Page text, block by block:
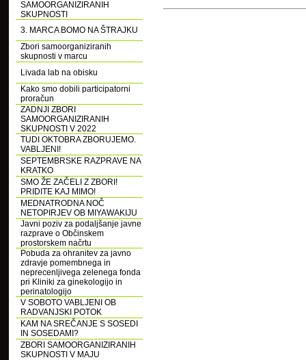
SAMOORGANIZIRANIH
SKUPNOSTI
3. MARCA BOMO NA ŠTRAJKU
Zbori samoorganiziranih
skupnosti v marcu
Livada lab na obisku
Kako smo dobili participatorni
proračun
ZADNJI ZBORI
SAMOORGANIZIRANIH
SKUPNOSTI V 2022
TUDI OKTOBRA ZBORUJEMO.
VABLJENI!
SEPTEMBRSKE RAZPRAVE NA
KRATKO
SMO ŽE ZAČELI Z ZBORI!
PRIDITE KAJ MIMO!
MEDNATRODNA NOČ
NETOPIRJEV OB MIYAWAKIJU
Javni poziv za podaljšanje javne
razprave o Občinskem
prostorskem načrtu
Pobuda za ohranitev za javno
zdravje pomembnega in
neprecenljivega zelenega fonda
pri Kliniki za ginekologijo in
perinatologijo
V SOBOTO VABLJENI OB
RADVANJSKI POTOK
KAM NA SREČANJE S SOSEDI
IN SOSEDAMI?
ZBORI SAMOORGANIZIRANIH
SKUPNOSTI V MAJU